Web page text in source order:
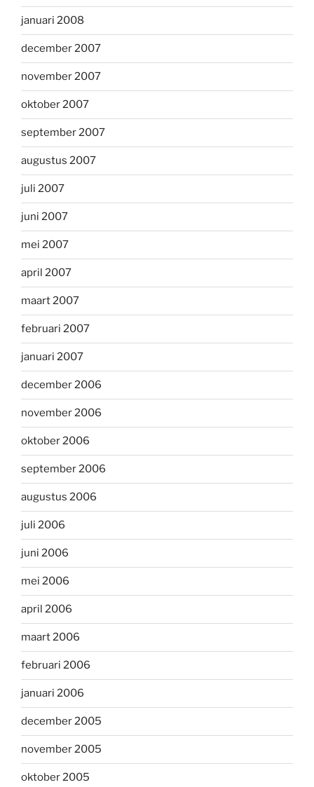
januari 2008
december 2007
november 2007
oktober 2007
september 2007
augustus 2007
juli 2007
juni 2007
mei 2007
april 2007
maart 2007
februari 2007
januari 2007
december 2006
november 2006
oktober 2006
september 2006
augustus 2006
juli 2006
juni 2006
mei 2006
april 2006
maart 2006
februari 2006
januari 2006
december 2005
november 2005
oktober 2005